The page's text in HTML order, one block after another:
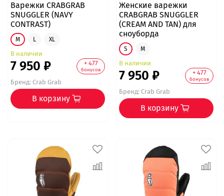
Варежки CRABGRAB
SNUGGLER (NAVY
CONTRAST)
M L XL
В наличии
7 950 ₽ + 477
бонусов
Бренд:Crab Grab
В корзину
Женские варежки
CRABGRAB SNUGGLER
(CREAM AND TAN) для
сноуборда
S M
В наличии
7 950 ₽ + 477
бонусов
Бренд:Crab Grab
В корзину